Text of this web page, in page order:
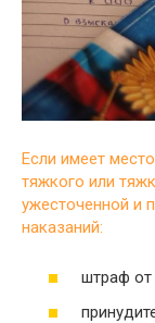
Если имеет
тяжкого или
ужесточенной и
наказаний:
штраф от